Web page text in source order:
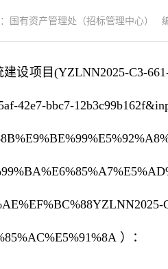
国有资产管理处（招标管理中心）
设项目(YZLNN2025-C3-
42e7-bbc7-
）：